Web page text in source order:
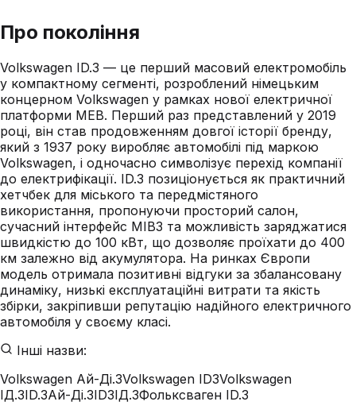
Про покоління
Volkswagen ID.3 — це перший масовий електромобіль
у компактному сегменті, розроблений німецьким
концерном Volkswagen у рамках нової електричної
платформи MEB. Перший раз представлений у 2019
році, він став продовженням довгої історії бренду,
який з 1937 року виробляє автомобілі під маркою
Volkswagen, і одночасно символізує перехід компанії
до електрифікації. ID.3 позиціонується як практичний
хетчбек для міського та передмістяного
використання, пропонуючи просторий салон,
сучасний інтерфейс MIB3 та можливість заряджатися
швидкістю до 100 кВт, що дозволяє проїхати до 400
км залежно від акумулятора. На ринках Європи
модель отримала позитивні відгуки за збалансовану
динаміку, низькі експлуатаційні витрати та якість
збірки, закріпивши репутацію надійного електричного
автомобіля у своєму класі.
Інші назви:
Volkswagen Ай-Ді.3Volkswagen ID3Volkswagen
ІД.3ID.3Ай-Ді.3ID3ІД.3Фольксваген ID.3